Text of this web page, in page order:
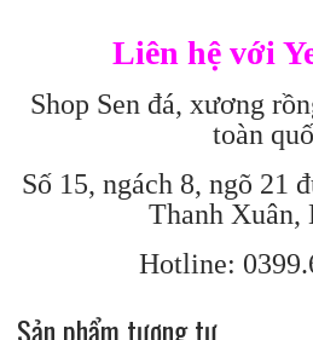
Liên hệ với
Shop Sen đá, xương
toàn
Số 15, ngách 8, ngõ 21
Thanh Xuân,
Hotline:
Sản phẩm tương tự